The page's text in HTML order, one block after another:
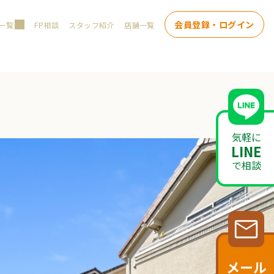
覧 FP相談 スタッフ紹介 店舗一覧 会員登録・ログイン
気軽に
LINE
で相談
メール